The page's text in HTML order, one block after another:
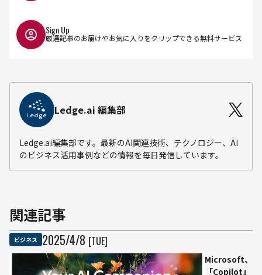
Sign Up
厳選記事のお届けやお気に入りをクリップできる無料サービス
Ledge.ai 編集部
Ledge.ai編集部です。最新のAI関連技術、テクノロジー、AI
のビジネス活用事例などの情報を毎日発信しています。
関連記事
ビジネス 2025/4/8 [TUE]
Microsoft、
「Copilot」